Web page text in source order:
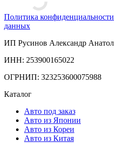
Политика конфиденциальности
данных
ИП Русинов Александр
ИНН: 253900165022
ОГРНИП: 323253600075988
Каталог
Авто под заказ
Авто из Японии
Авто из Кореи
Авто из Китая